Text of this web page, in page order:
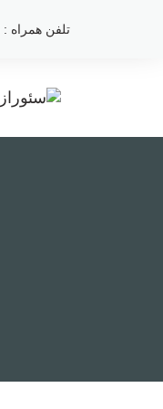
تلفن همراه : 09121442355